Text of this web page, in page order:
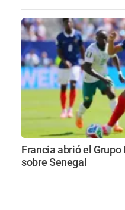
Francia abrió el Grupo
sobre Senegal